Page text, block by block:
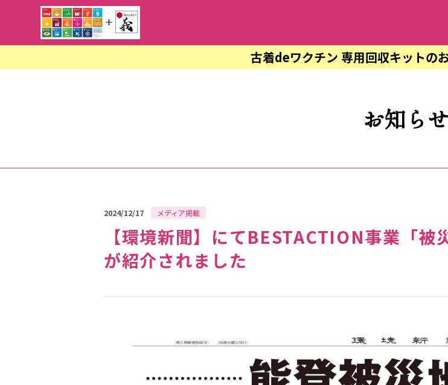
古着deワクチン 専用回収キットの
お知らせ
2024/12/17 メディア掲載
【環境新聞】にてBESTACTION事業「被
が紹介されました